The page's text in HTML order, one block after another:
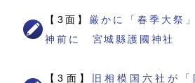
【3面】 厳かに「春季大祭
神前に 宮城縣護國神社
【3面】
旧相模国六社が